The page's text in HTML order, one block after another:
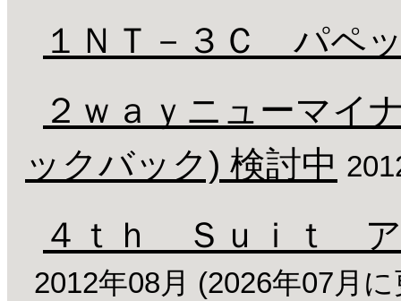
１ＮＴ－３Ｃ パペ
２ｗａｙニューマイ
ックバック) 検討中
４ｔｈ Ｓｕｉｔ
2012年08月 (2026年07月